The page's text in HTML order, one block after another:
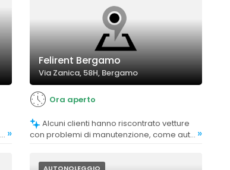
»
Felirent Bergamo
Via Zanica, 58H, Bergamo
Ora aperto
Alcuni clienti hanno riscontrato vetture
con problemi di manutenzione, come auto »